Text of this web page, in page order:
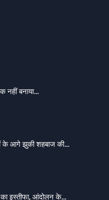
नहीं बनाया…
के आगे झुकी शहबाज की…
इस्तीफा, आंदोलन के…